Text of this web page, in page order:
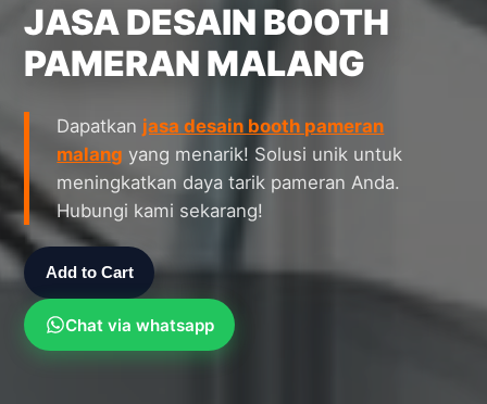
JASA DESAIN BOOTH
PAMERAN MALANG
Dapatkan jasa desain booth pameran
malang yang menarik! Solusi unik untuk
meningkatkan daya tarik pameran Anda.
Hubungi kami sekarang!
Add to Cart
Chat via whatsapp